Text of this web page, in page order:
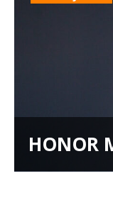
HONOR